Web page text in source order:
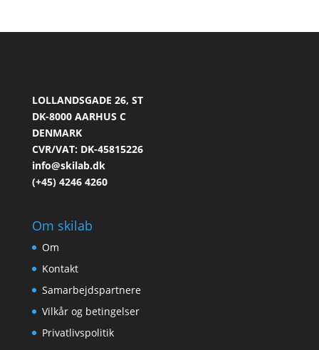
LOLLANDSGADE 26, ST
DK-8000 AARHUS C
DENMARK
CVR/VAT: DK-45815226
info@skilab.dk
(+45) 4246 4260
Om skilab
Om
Kontakt
Samarbejdspartnere
Vilkår og betingelser
Privatlivspolitik